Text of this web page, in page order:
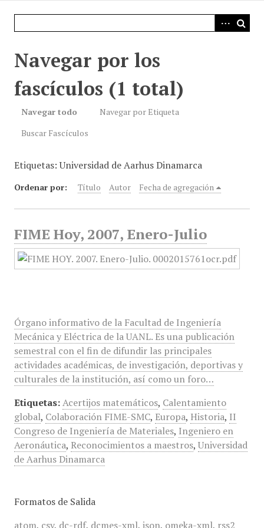
Navegar por los
fascículos (1 total)
Navegar todo
Navegar por Etiqueta
Buscar Fascículos
Etiquetas: Universidad de Aarhus Dinamarca
Ordenar por: Título Autor Fecha de agregación
FIME Hoy, 2007, Enero-Julio
Órgano informativo de la Facultad de Ingeniería
Mecánica y Eléctrica de la UANL. Es una publicación
semestral con el fin de difundir las principales
actividades académicas, de investigación, deportivas y
culturales de la institución, así como un foro…
Etiquetas: Acertijos matemáticos, Calentamiento
global, Colaboración FIME-SMC, Europa, Historia, II
Congreso de Ingeniería de Materiales, Ingeniero en
Aeronáutica, Reconocimientos a maestros, Universidad
de Aarhus Dinamarca
Formatos de Salida
atom, csv, dc-rdf, dcmes-xml, json, omeka-xml, rss2